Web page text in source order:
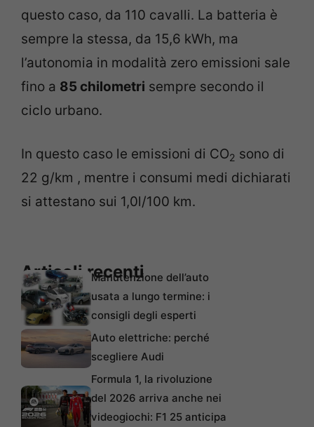
questo caso, da 110 cavalli. La batteria è
sempre la stessa, da 15,6 kWh, ma
l’autonomia in modalità zero emissioni sale
fino a 85 chilometri sempre secondo il
ciclo urbano.
In questo caso le emissioni di CO2 sono di
22 g/km , mentre i consumi medi dichiarati
si attestano sui 1,0l/100 km.
Articoli recentiManutenzione dell’auto
usata a lungo termine: i
consigli degli esperti
Auto elettriche: perché
scegliere Audi
Formula 1, la rivoluzione
del 2026 arriva anche nei
videogiochi: F1 25 anticipa